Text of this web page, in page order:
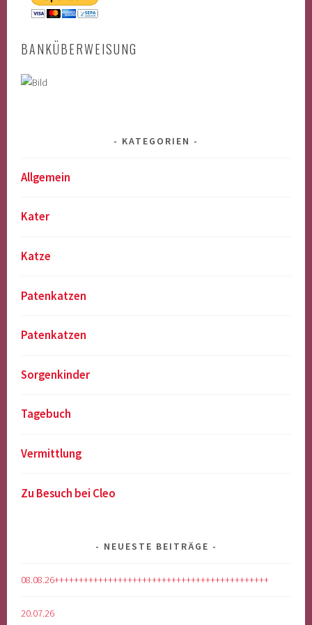
BANKÜBERWEISUNG
KATEGORIEN
Allgemein
Kater
Katze
Patenkatzen
Patenkatzen
Sorgenkinder
Tagebuch
Vermittlung
Zu Besuch bei Cleo
NEUESTE BEITRÄGE
08.08.26++++++++++++++++++++++++++++++++++++++++++++
20.07.26